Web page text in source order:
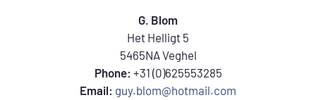
G. Blom
Het Helligt 5
5465NA Veghel
Phone: +31 (0)625553285
Email: guy.blom@hotmail.com